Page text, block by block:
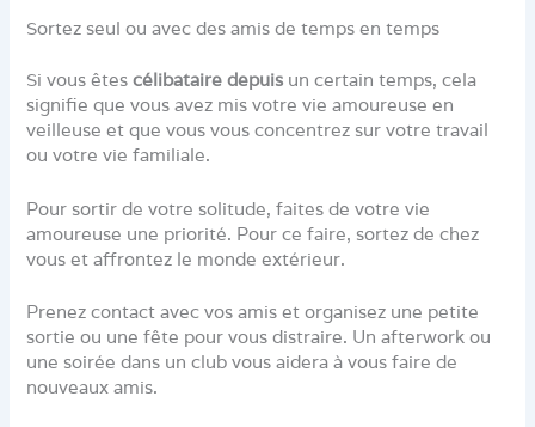
Sortez seul ou avec des amis de temps en temps
Si vous êtescélibataire depuis un certain temps, cela
signifie que vous avez mis votre vie amoureuse en
veilleuse et que vous vous concentrez sur votre travail
ou votre vie familiale.
Pour sortir de votre solitude, faites de votre vie
amoureuse une priorité. Pour ce faire, sortez de chez
vous et affrontez le monde extérieur.
Prenez contact avec vos amis et organisez une petite
sortie ou une fête pour vous distraire. Un afterwork ou
une soirée dans un club vous aidera à vous faire de
nouveaux amis.